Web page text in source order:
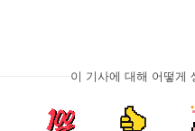
이 기사에 대해 어떻게